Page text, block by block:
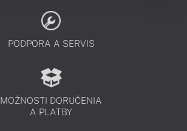
PODPORA A SERVIS
MOŽNOSTI DORUČENIA
A PLATBY